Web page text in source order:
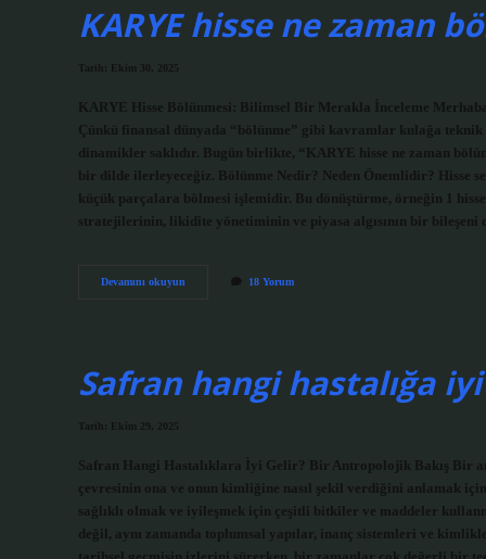
KARYE hisse ne zaman
Tarih: Ekim 30, 2025
KARYE Hisse Bölünmesi: Bilimsel Bir Merakla İnceleme
Çünkü finansal dünyada “bölünme” gibi kavramlar kulağa
dinamikler saklıdır. Bugün birlikte, “KARYE hisse ne zaman
bir dilde ilerleyeceğiz. Bölünme Nedir? Neden Önemlidir?
küçük parçalara bölmesi işlemidir. Bu dönüştürme, örneğin 1
stratejilerinin, likidite yönetiminin ve piyasa algısının bir
Devamını okuyun 18 Yorum
Safran hangi hastalığa
Tarih: Ekim 29, 2025
Safran Hangi Hastalıklara İyi Gelir? Bir Antropolojik Bakış Bir
çevresinin ona ve onun kimliğine nasıl şekil verdiğini anlamak
sağlıklı olmak ve iyileşmek için çeşitli bitkiler ve maddeler
değil, aynı zamanda toplumsal yapılar, inanç sistemleri ve